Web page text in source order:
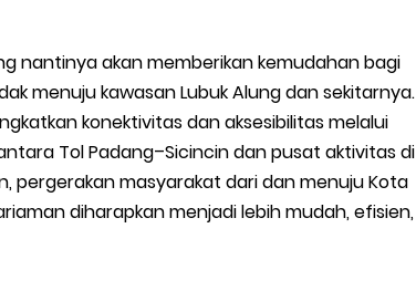
nantinya akan memberikan kemudahan bagi
menuju kawasan Lubuk Alung dan sekitarnya.
konektivitas dan aksesibilitas melalui
Tol Padang–Sicincin dan pusat aktivitas di
pergerakan masyarakat dari dan menuju Kota
diharapkan menjadi lebih mudah, efisien,